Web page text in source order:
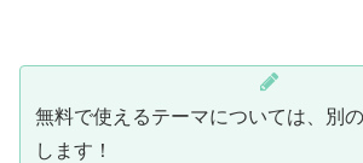
無料で使えるテーマについては、別
します！